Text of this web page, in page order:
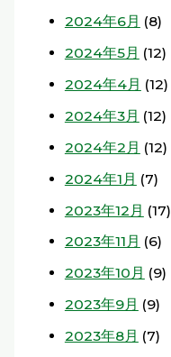
2024年6月 (8)
2024年5月 (12)
2024年4月 (12)
2024年3月 (12)
2024年2月 (12)
2024年1月 (7)
2023年12月 (17)
2023年11月 (6)
2023年10月 (9)
2023年9月 (9)
2023年8月 (7)